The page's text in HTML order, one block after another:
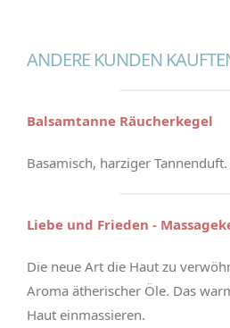
ANDERE KUNDEN
Balsamtanne Räucherkegel
Basamisch, harziger
Liebe und Frieden -
Die neue Art die Haut zu
Aroma ätherischer Öle. Das
Haut einmassieren.